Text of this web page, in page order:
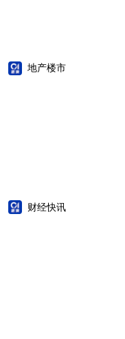
地产楼市
财经快讯